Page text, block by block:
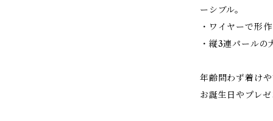
ーシブル。
・ワイヤーで形
・縦3連パール
年齢問わず着け
お誕生日やプレ